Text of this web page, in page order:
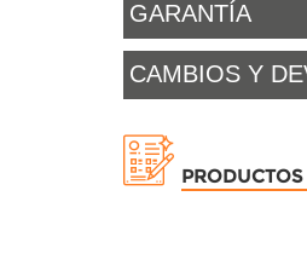
GARANTÍA
CAMBIOS Y